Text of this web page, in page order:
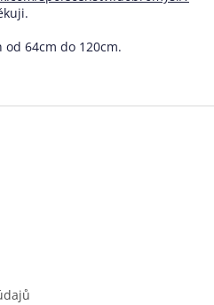
od 64cm do 120cm.